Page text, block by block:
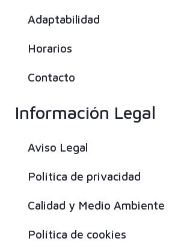
Adaptabilidad
Horarios
Contacto
Información Legal
Aviso Legal
Política de privacidad
Calidad y Medio Ambiente
Política de cookies